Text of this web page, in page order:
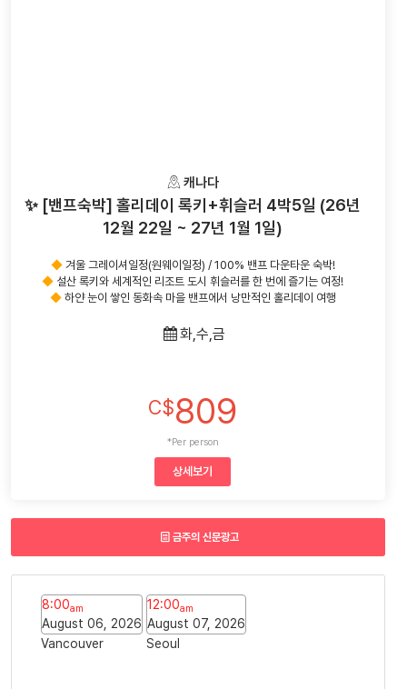
캐나다
✨ [밴프숙박] 홀리데이 록키+휘슬러 4박5일 (26년
12월 22일 ~ 27년 1월 1일)
◆겨울 그레이셔일정(원웨이일정) / 100% 밴프 다운타운 숙박!
◆ 설산 록키와 세계적인 리조트 도시 휘슬러를 한 번에 즐기는 여정!
◆하얀 눈이 쌓인 동화속 마을 밴프에서 낭만적인 홀리데이 여행
화,수,금
C$809
*Per person
상세보기
금주의 신문광고
8:00am
August 06, 2026
Vancouver
12:00am
August 07, 2026
Seoul